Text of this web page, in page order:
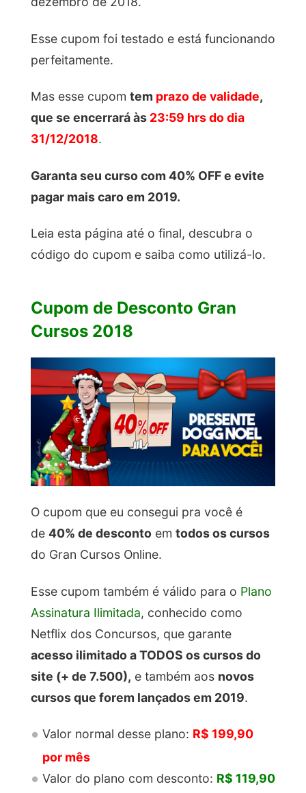
Esse cupom foi testado e está funcionando
perfeitamente.
Mas esse cupom tem prazo de validade,
que se encerrará às 23:59 hrs do dia
31/12/2018.
Garanta seu curso com 40% OFF e evite
pagar mais caro em 2019.
Leia esta página até o final, descubra o
código do cupom e saiba como utilizá-lo.
Cupom de Desconto Gran
Cursos 2018
O cupom que eu consegui pra você é
de 40% de descontoem todos os cursos
do Gran Cursos Online.
Esse cupom também é válido para o Plano
Assinatura Ilimitada, conhecido como
Netflix dos Concursos, que garante
acesso ilimitado a TODOS os cursos do
site (+ de 7.500), e também aos novos
cursos que forem lançados em 2019.
Valor normal desse plano: R$ 199,90
por mês
Valor do plano com desconto: R$ 119,90